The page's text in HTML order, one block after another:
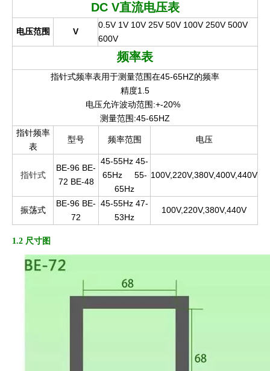
DC V直流电压表
电压范围 V
0.5V 1V 10V 25V 50V 100V 250V 500V
600V
频率表
指针式频率表用于测量范围在45-65HZ的频率
精度1.5
电压允许波动范围:+-20%
测量范围:45-65HZ
指针频率
表
型号 频率范围 电压
指针式
BE-96 BE-
72 BE-48
45-55Hz 45-
65Hz
55-
65Hz
100V,220V,380V,400V,440V
振荡式
BE-96 BE-
72
45-55Hz 47-
53Hz
100V,220V,380V,440V
1.2 尺寸图